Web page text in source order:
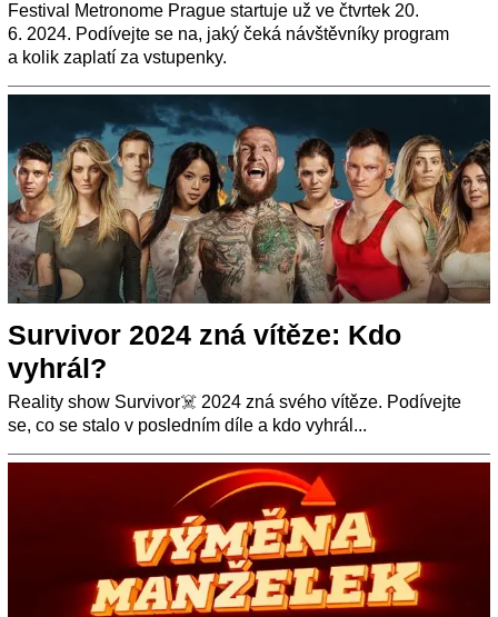
Festival Metronome Prague startuje už ve čtvrtek 20.
6. 2024. Podívejte se na, jaký čeká návštěvníky program
a kolik zaplatí za vstupenky.
Survivor 2024 zná vítěze: Kdo
vyhrál?
Reality show Survivor☠️ 2024 zná svého vítěze. Podívejte
se, co se stalo v posledním díle a kdo vyhrál...